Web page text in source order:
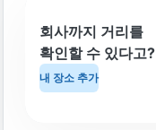
회사까지 거리를
확인할 수 있다고?
내 장소 추가